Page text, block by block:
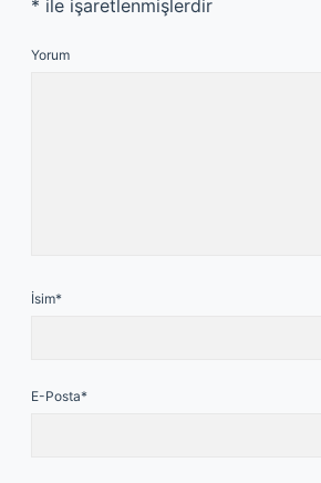
* ile işaretlenmişlerdir
Yorum
İsim*
E-Posta*